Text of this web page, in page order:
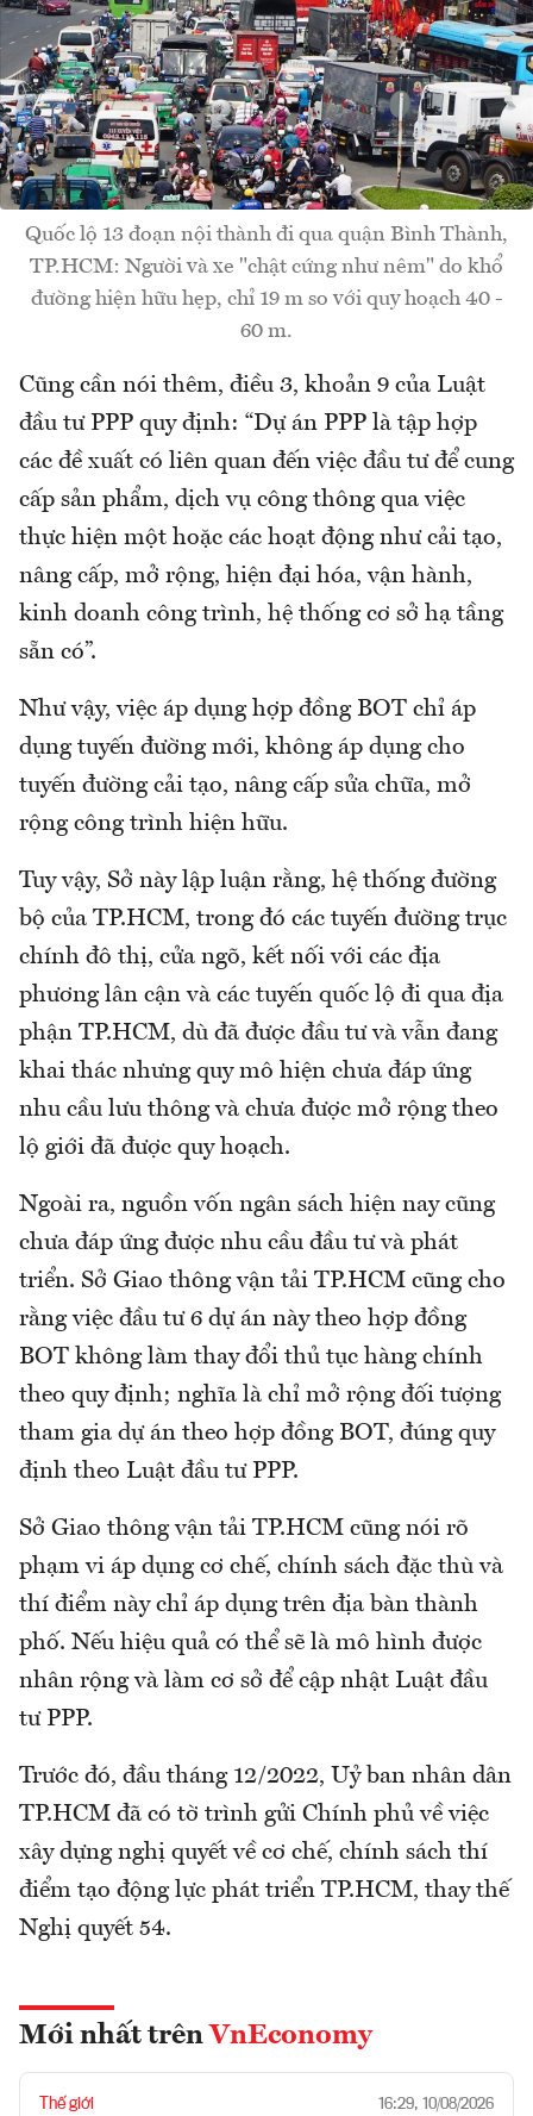
Quốc lộ 13 đoạn nội thành đi qua quận Bình Thành,
TP.HCM: Người và xe "chật cứng như nêm" do khổ
đường hiện hữu hẹp, chỉ 19 m so với quy hoạch 40 -
60 m.
Cũng cần nói thêm, điều 3, khoản 9 của Luật
đầu tư PPP quy định: “Dự án PPP là tập hợp
các đề xuất có liên quan đến việc đầu tư để cung
cấp sản phẩm, dịch vụ công thông qua việc
thực hiện một hoặc các hoạt động như cải tạo,
nâng cấp, mở rộng, hiện đại hóa, vận hành,
kinh doanh công trình, hệ thống cơ sở hạ tầng
sẵn có”.
Như vậy, việc áp dụng hợp đồng BOT chỉ áp
dụng tuyến đường mới, không áp dụng cho
tuyến đường cải tạo, nâng cấp sửa chữa, mở
rộng công trình hiện hữu.
Tuy vậy, Sở này lập luận rằng, hệ thống đường
bộ của TP.HCM, trong đó các tuyến đường trục
chính đô thị, cửa ngõ, kết nối với các địa
phương lân cận và các tuyến quốc lộ đi qua địa
phận TP.HCM, dù đã được đầu tư và vẫn đang
khai thác nhưng quy mô hiện chưa đáp ứng
nhu cầu lưu thông và chưa được mở rộng theo
lộ giới đã được quy hoạch.
Ngoài ra, nguồn vốn ngân sách hiện nay cũng
chưa đáp ứng được nhu cầu đầu tư và phát
triển. Sở Giao thông vận tải TP.HCM cũng cho
rằng việc đầu tư 6 dự án này theo hợp đồng
BOT không làm thay đổi thủ tục hàng chính
theo quy định; nghĩa là chỉ mở rộng đối tượng
tham gia dự án theo hợp đồng BOT, đúng quy
định theo Luật đầu tư PPP.
Sở Giao thông vận tải TP.HCM cũng nói rõ
phạm vi áp dụng cơ chế, chính sách đặc thù và
thí điểm này chỉ áp dụng trên địa bàn thành
phố. Nếu hiệu quả có thể sẽ là mô hình được
nhân rộng và làm cơ sở để cập nhật Luật đầu
tư PPP.
Trước đó, đầu tháng 12/2022, Uỷ ban nhân dân
TP.HCM đã có tờ trình gửi Chính phủ về việc
xây dựng nghị quyết về cơ chế, chính sách thí
điểm tạo động lực phát triển TP.HCM, thay thế
Nghị quyết 54.
Mới nhất trên VnEconomy
Thế giới 16:29, 10/08/2026